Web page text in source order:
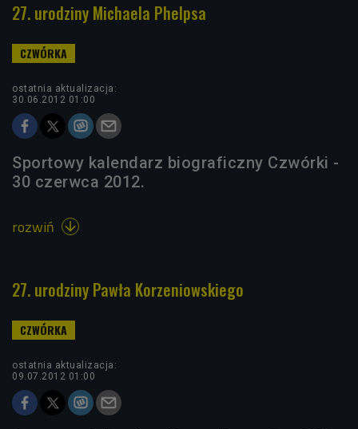
27. urodziny Michaela Phelpsa
ostatnia aktualizacja:
30.06.2012 01:00
Sportowy kalendarz biograficzny Czwórki -
30 czerwca 2012.
rozwiń 
27. urodziny Pawła Korzeniowskiego
ostatnia aktualizacja:
09.07.2012 01:00